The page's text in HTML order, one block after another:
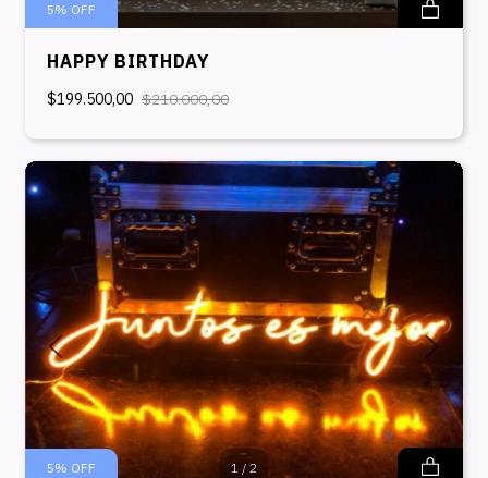
5% OFF
HAPPY BIRTHDAY
$199.500,00 $210.000,00
1 / 2
5% OFF